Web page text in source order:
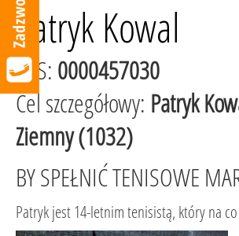
Patryk Kowal
KRS: 0000457030
Cel szczegółowy: Patryk
Ziemny (1032)
BY SPEŁNIĆ TENISOWE
Patryk jest 14-letnim tenisistą, który na